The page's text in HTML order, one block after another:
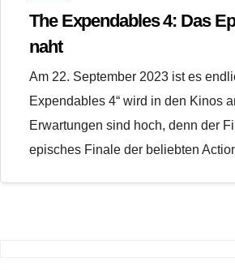
The Expendables 4: Das
naht
Am 22. September 2023 ist es
Expendables 4“ wird in den Kinos
Erwartungen sind hoch, denn der
episches Finale der beliebten